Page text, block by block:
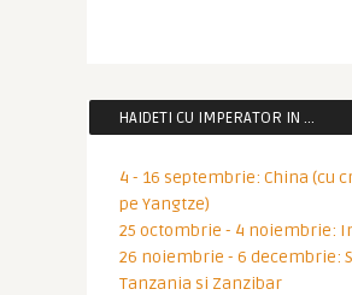
HAIDETI CU IMPERATOR IN …
4 - 16 septembrie: China (cu
pe Yangtze)
25 octombrie - 4 noiembrie:
26 noiembrie - 6 decembrie:
Tanzania si Zanzibar